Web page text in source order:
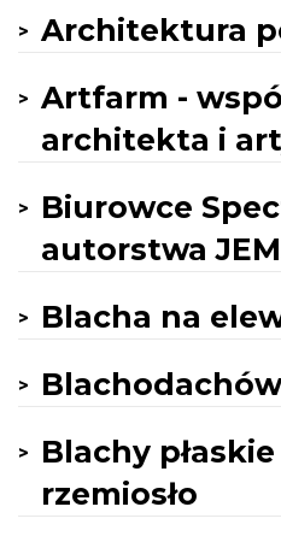
Architektura
Artfarm -
architekta i
Biurowce
autorstwa
Blacha na
Blachy
rzemiosło